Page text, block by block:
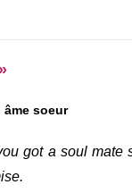
âme soeur
got a soul mate